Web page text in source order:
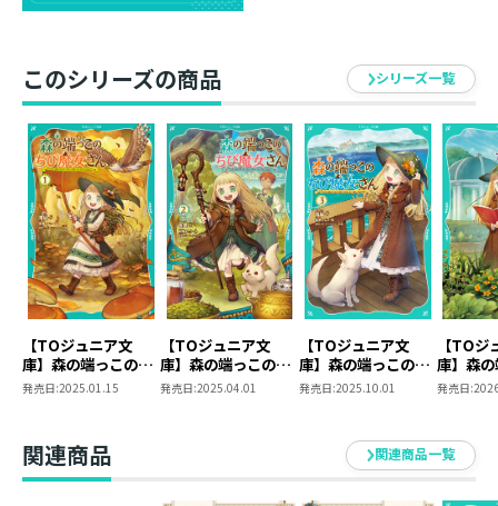
ライトノベル作家。九州の端っこ出身。
2016年より「小説家になろう」にて連載している「端っ
こに住むチビ魔女さん。」が累計400万pv（2025年1月
時点）を超える人気作に。
2023年、同作を改題した本作でデビュー。
里瀬ほとり
イラストレーター。育児をしながら児童向け教材の挿絵
やゲームのイラスト制作などを手掛ける。最近では、ボ
ードゲームのパッケージやカードのイラストも担当して
いる。
このシリーズの商品 シリーズ一覧
【TOジュニア文
庫】森の端っこのち
び魔女さん1
発売日:2025.01.15
【TOジュニア文
庫】森の端っこのち
び魔女さん2
発売日:2025.04.01
【TOジュニア文
庫】森の端っこのち
び魔女さん3
発売日:2025.10.01
【TOジ
庫】森
び魔女
発売日:
関連商品 関連商品一覧